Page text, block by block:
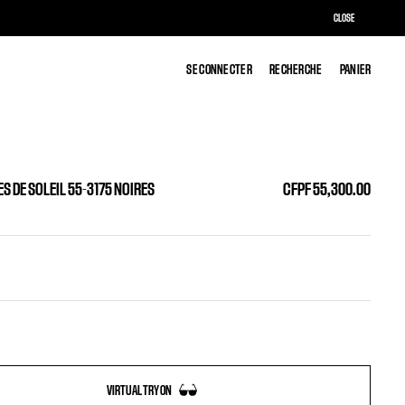
SE CONNECTER RECHERCHE PANIER
SE CONNECTER RECHERCHE PANIER
DE SOLEIL 55-3175 NOIRES CFPF 55,300.00
VIRTUAL TRY ON
CLOSE